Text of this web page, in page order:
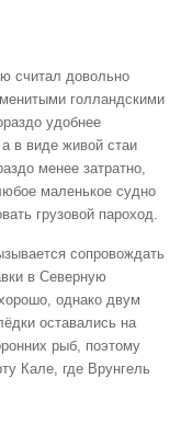
считал довольно
голландскими
удобнее
в виде живой стаи
менее затратно,
маленькое судно
грузовой пароход.
сопровождать
в Северную
однако двум
оставались на
рыб, поэтому
Кале, где Врунгель